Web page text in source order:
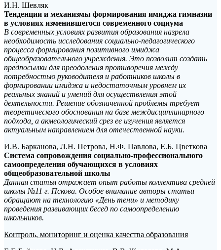
И.Н. Шевляк
Тенденции и механизмы формирования имиджа гимназии
в условиях изменившегося современного социума
В современных условиях развития образования назрела
необходимость исследования социально-педагогического
процесса формирования позитивного имиджа
общеобразовательного учреждения. Это позволит создать
предпосылки для преодоления противоречия между
потребностью руководителя и работников школы в
формировании имиджа и недостаточным уровнем их
реальных знаний и умений для осуществления этой
деятельности. Решение обозначенной проблемы требует
теоретического обоснования на базе междисциплинарного
подхода, а акмеологический срез ее изучения является
актуальным направлением для отечественной науки.
И.В. Барканова, Л.Н. Петрова, Н.Ф. Павлова, Е.Б. Цветкова
Система сопровождения социально-профессионального
самоопределения обучающихся в условиях
общеобразовательной школы
Данная статья отражает опыт работы коллектива средней
школы №11 г. Пскова. Особое внимание авторы статьи
обращают на технологию «День тени» и методику
проведения развивающих бесед по самоопределению
школьников.
Контроль, мониторинг и оценка качества образования